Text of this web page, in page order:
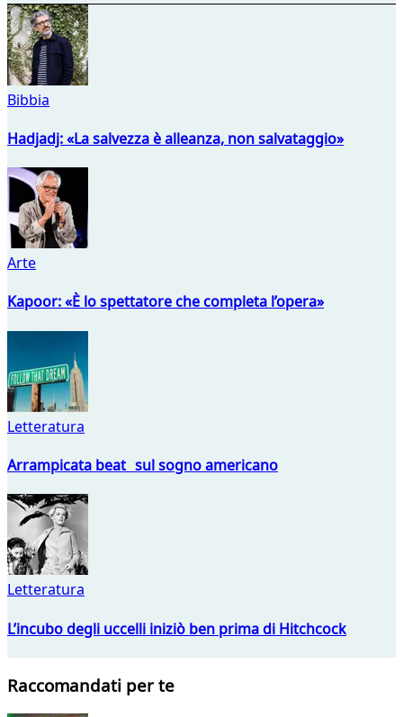
Bibbia
Hadjadj: «La salvezza è alleanza, non salvataggio»
Arte
Kapoor: «È lo spettatore che completa l’opera»
Letteratura
Arrampicata beat sul sogno americano
Letteratura
L’incubo degli uccelli iniziò ben prima di Hitchcock
Raccomandati per te